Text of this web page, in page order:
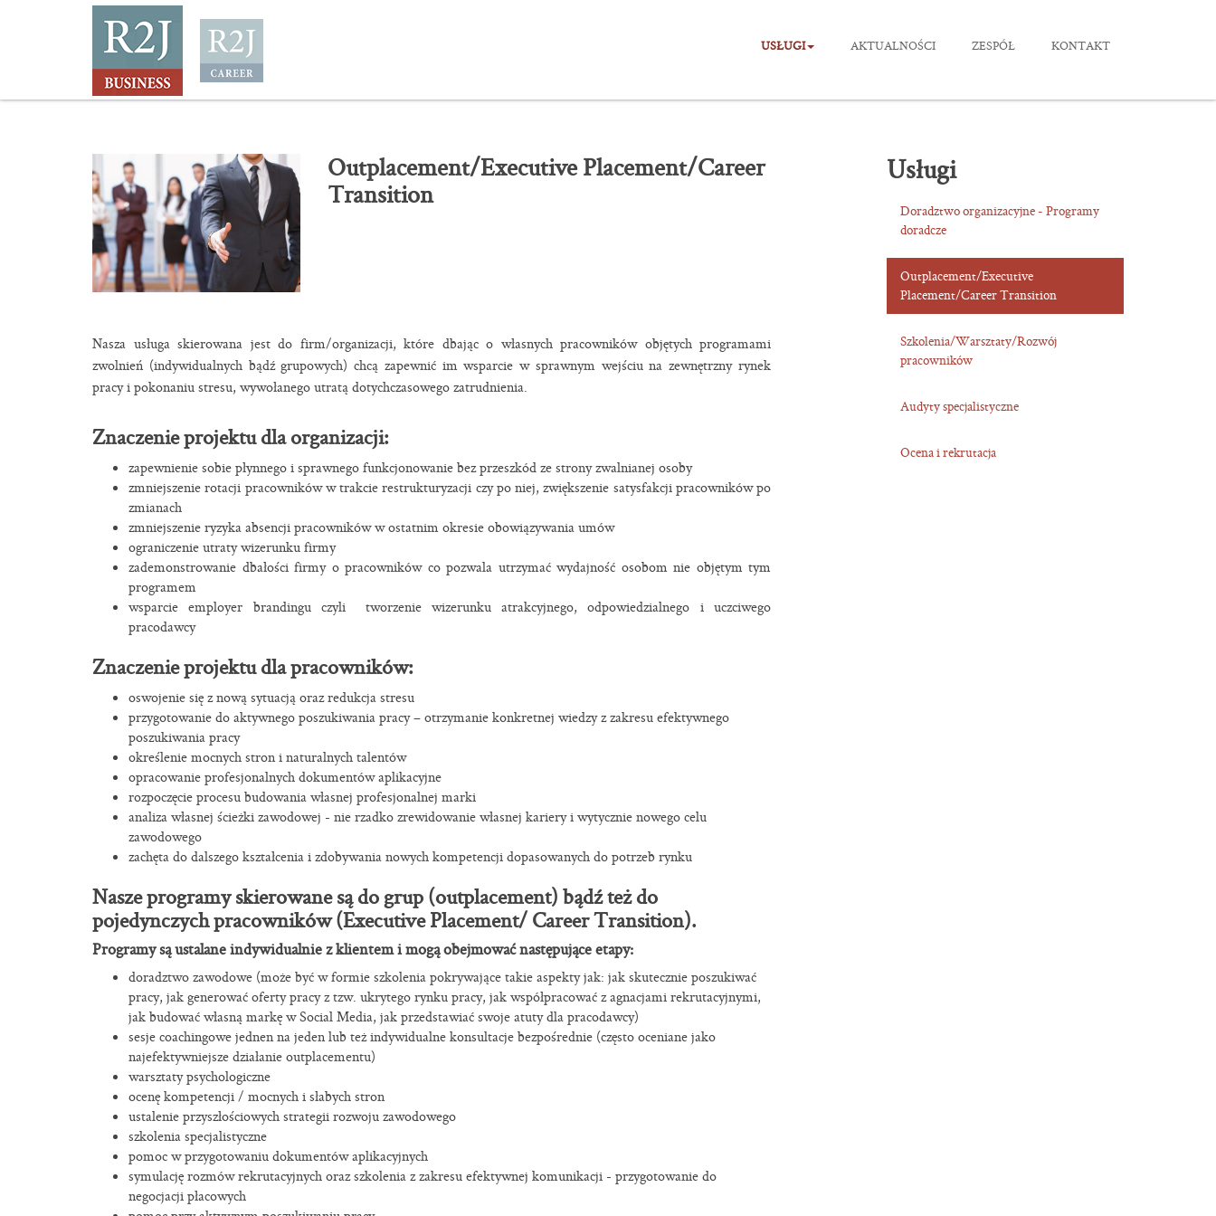
USŁUGI AKTUALNOŚCI ZESPÓŁ KONTAKT
Outplacement/Executive Placement/Career
Transition
Nasza usługa skierowana jest do firm/organizacji, które dbając o własnych pracowników objętych programami
zwolnień (indywidualnych bądź grupowych) chcą zapewnić im wsparcie w sprawnym wejściu na zewnętrzny rynek
pracy i pokonaniu stresu, wywołanego utratą dotychczasowego zatrudnienia.
Znaczenie projektu dla organizacji:
zapewnienie sobie płynnego i sprawnego funkcjonowanie bez przeszkód ze strony zwalnianej osoby
zmniejszenie rotacji pracowników w trakcie restrukturyzacji czy po niej, zwiększenie satysfakcji pracowników po
zmianach
zmniejszenie ryzyka absencji pracowników w ostatnim okresie obowiązywania umów
ograniczenie utraty wizerunku firmy
zademonstrowanie dbałości firmy o pracowników co pozwala utrzymać wydajność osobom nie objętym tym
programem
wsparcie employer brandingu czyli tworzenie wizerunku atrakcyjnego, odpowiedzialnego i uczciwego
pracodawcy
Znaczenie projektu dla pracowników:
oswojenie się z nową sytuacją oraz redukcja stresu
przygotowanie do aktywnego poszukiwania pracy – otrzymanie konkretnej wiedzy z zakresu efektywnego
poszukiwania pracy
określenie mocnych stron i naturalnych talentów
opracowanie profesjonalnych dokumentów aplikacyjne
rozpoczęcie procesu budowania własnej profesjonalnej marki
analiza własnej ścieżki zawodowej - nie rzadko zrewidowanie własnej kariery i wytycznie nowego celu
zawodowego
zachęta do dalszego kształcenia i zdobywania nowych kompetencji dopasowanych do potrzeb rynku
Nasze programy skierowane są do grup (outplacement) bądź też do
pojedynczych pracowników (Executive Placement/ Career Transition).
Programy są ustalane indywidualnie z klientem i mogą obejmować następujące etapy:
doradztwo zawodowe (może być w formie szkolenia pokrywające takie aspekty jak: jak skutecznie poszukiwać
pracy, jak generować oferty pracy z tzw. ukrytego rynku pracy, jak współpracować z agnacjami rekrutacyjnymi,
jak budować własną markę w Social Media, jak przedstawiać swoje atuty dla pracodawcy)
sesje coachingowe jednen na jeden lub też indywidualne konsultacje bezpośrednie (często oceniane jako
najefektywniejsze działanie outplacementu)
warsztaty psychologiczne
ocenę kompetencji / mocnych i słabych stron
ustalenie przyszłościowych strategii rozwoju zawodowego
szkolenia specjalistyczne
pomoc w przygotowaniu dokumentów aplikacyjnych
symulację rozmów rekrutacyjnych oraz szkolenia z zakresu efektywnej komunikacji - przygotowanie do
negocjacji płacowych
Usługi
Doradztwo organizacyjne - Programy
doradcze
Outplacement/Executive
Placement/Career Transition
Szkolenia/Warsztaty/Rozwój
pracowników
Audyty specjalistyczne
Ocena i rekrutacja